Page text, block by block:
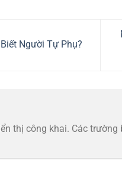
Người Tự Phụ?
thị công khai. Các trường